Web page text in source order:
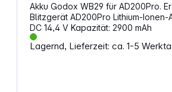
Akku Godox WB29 für AD200Pro.
Blitzgerät AD200Pro Lithium-Ionen-Akku Spannung:
Lagernd, Lieferzeit: ca. 1-5